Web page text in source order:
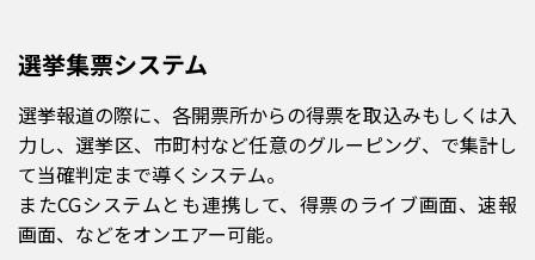
選挙集票システム
選挙報道の際に、各開票所からの得票を取込みもしくは入
力し、選挙区、市町村など任意のグルーピング、で集計し
て当確判定まで導くシステム。
またCGシステムとも連携して、得票のライブ画面、速報
画面、などをオンエアー可能。